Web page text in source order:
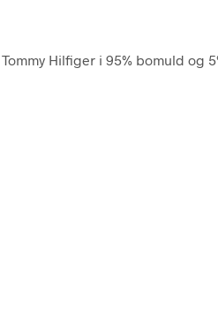
Hilfiger i 95% bomuld og